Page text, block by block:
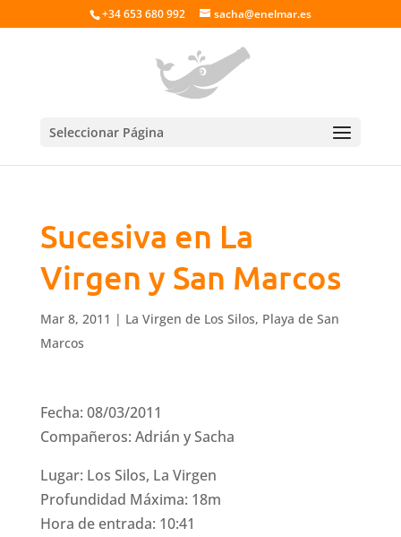
+34 653 680 992 sacha@enelmar.es
Seleccionar Página
Sucesiva en La
Virgen y San Marcos
Mar 8, 2011 | La Virgen de Los Silos, Playa de San
Marcos
Fecha: 08/03/2011
Compañeros: Adrián y Sacha
Lugar: Los Silos, La Virgen
Profundidad Máxima: 18m
Hora de entrada: 10:41